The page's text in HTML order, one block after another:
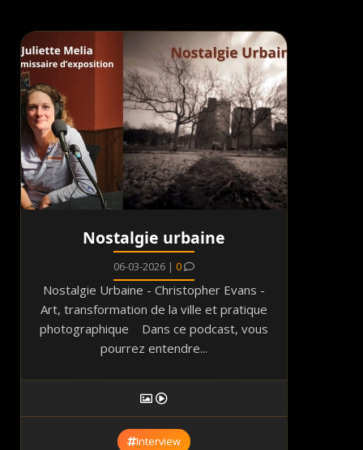
Nostalgie urbaine
06-03-2026 | 0
Nostalgie Urbaine - Christopher Evans -
Art, transformation de la ville et pratique
photographique Dans ce podcast, vous
pourrez entendre...
Interview